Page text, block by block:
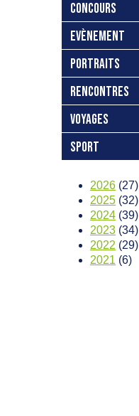
CONCOURS
EVÈNEMENT
PORTRAITS
RENCONTRES
VOYAGES
SPORT
2026 (27)
2025 (32)
2024 (39)
2023 (34)
2022 (29)
2021 (6)